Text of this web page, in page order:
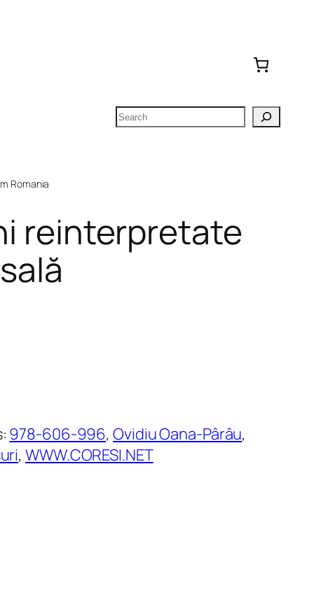
Search
Romania
reinterpretate
978-606-996, Ovidiu Oana-Pârâu
, WWW.CORESI.NET